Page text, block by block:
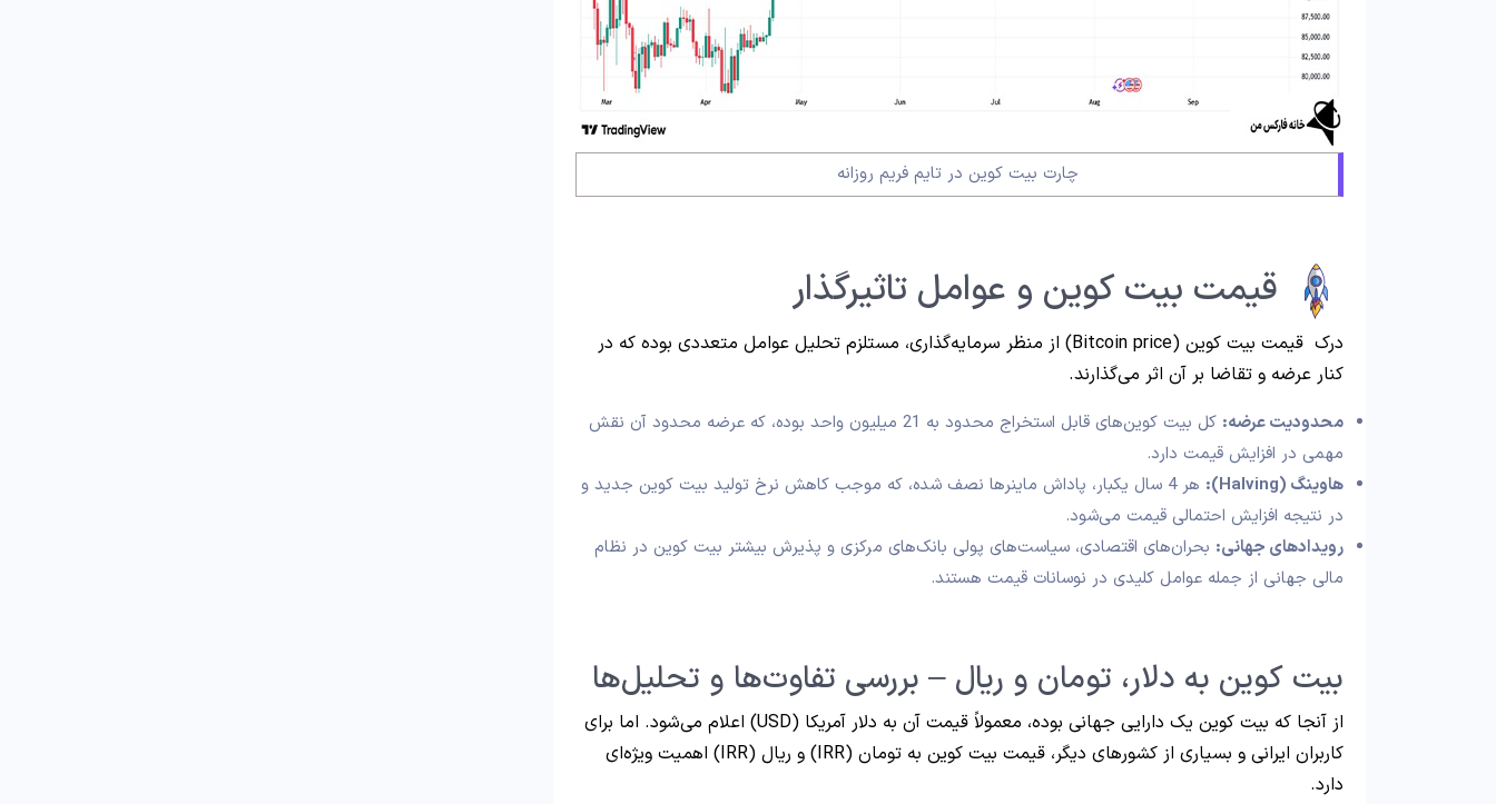
چارت بیت کوین در تایم فریم روزانه
قیمت بیت کوین و عوامل تاثیرگذار
درک قیمت بیت کوین (Bitcoin price) از منظر سرمایه‌گذاری، مستلزم تحلیل عوامل متعددی بوده که در
کنار عرضه و تقاضا بر آن اثر می‌گذارند.
محدودیت عرضه:
کل بیت کوین‌های قابل استخراج محدود به 21 میلیون واحد بوده، که عرضه محدود آن نقش
مهمی در افزایش قیمت دارد.
هاوینگ (Halving):
هر 4 سال یکبار، پاداش ماینرها نصف شده، که موجب کاهش نرخ تولید بیت کوین جدید و
در نتیجه افزایش احتمالی قیمت می‌شود.
رویدادهای جهانی: بحران‌های اقتصادی، سیاست‌های پولی بانک‌های مرکزی و پذیرش بیشتر بیت کوین در نظام
مالی جهانی از جمله عوامل کلیدی در نوسانات قیمت هستند.
بیت کوین به دلار، تومان و ریال – بررسی تفاوت‌ها و تحلیل‌ها
از آنجا که بیت کوین یک دارایی جهانی بوده، معمولاً قیمت آن به دلار آمریکا (USD) اعلام می‌شود. اما برای
کاربران ایرانی و بسیاری از کشورهای دیگر، قیمت بیت کوین به تومان (IRR) و ریال (IRR) اهمیت ویژه‌ای
دارد.